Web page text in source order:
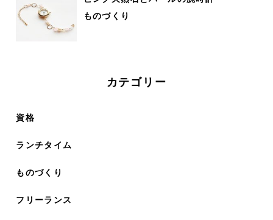
ものづくり
カテゴリー
資格
ランチタイム
ものづくり
フリーランス